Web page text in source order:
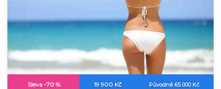
Sleva -70 % 19 900 Kč Původně 65 000 Kč